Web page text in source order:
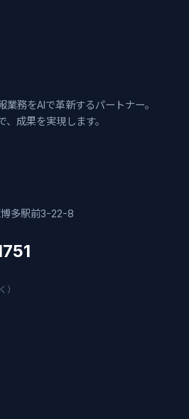
業務をAIで革新するパートナー。
成果を実現します。
博多駅前3-22-8
）